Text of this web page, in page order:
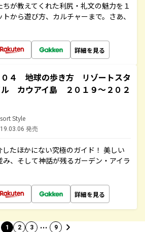
が教えてくれた利尻・礼文の魅力を１
から遊び方、カルチャーまで。さあ、
詳細を見る
０４ 地球の歩き方 リゾートスタ
カウアイ島 ２０１９～２０２
Style
発売
たほかにない究極のガイド！ 美しい
、そして神話が残るガーデン・アイラ
詳細を見る
1 2 3 … 9